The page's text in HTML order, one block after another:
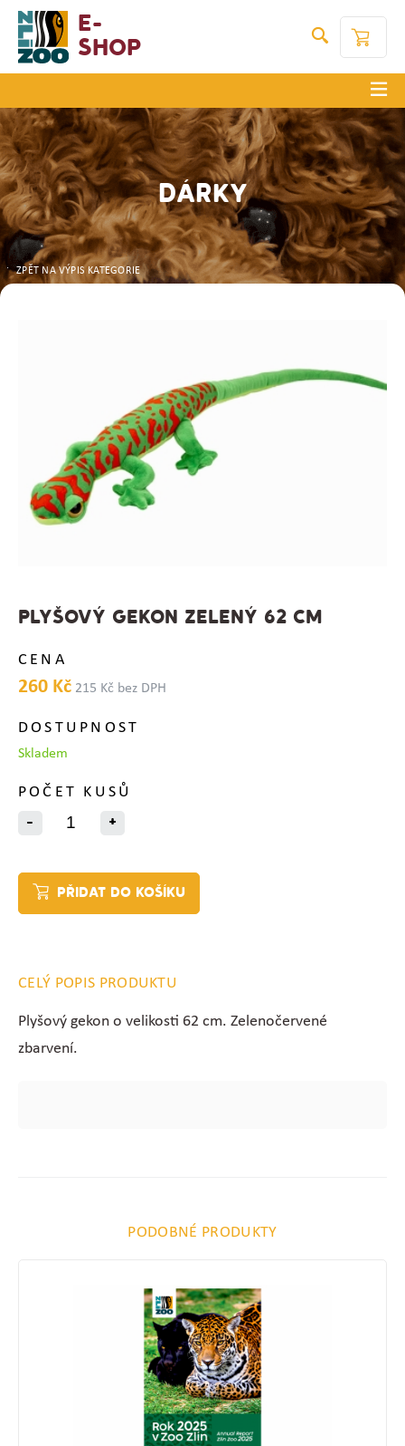
E-
Shop
DÁRKY
ZPĚT NA VÝPIS KATEGORIE
PLYŠOVÝ GEKON ZELENÝ 62 CM
CENA
260 Kč 215 Kč bez DPH
DOSTUPNOST
Skladem
POČET KUSŮ
-
+
PŘIDAT DO KOŠÍKU
CELÝ POPIS PRODUKTU
Plyšový gekon o velikosti 62 cm. Zelenočervené
zbarvení.
PODOBNÉ PRODUKTY